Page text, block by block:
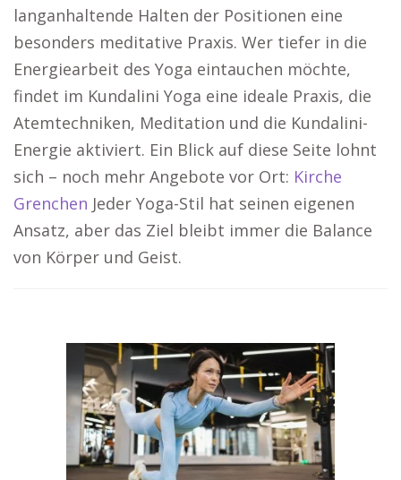
langanhaltende Halten der Positionen eine
besonders meditative Praxis. Wer tiefer in die
Energiearbeit des Yoga eintauchen möchte,
findet im Kundalini Yoga eine ideale Praxis, die
Atemtechniken, Meditation und die Kundalini-
Energie aktiviert. Ein Blick auf diese Seite lohnt
sich – noch mehr Angebote vor Ort: Kirche
Grenchen Jeder Yoga-Stil hat seinen eigenen
Ansatz, aber das Ziel bleibt immer die Balance
von Körper und Geist.